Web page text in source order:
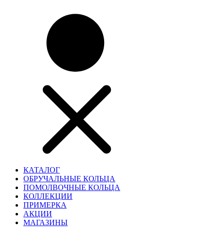
КАТАЛОГ
ОБРУЧАЛЬНЫЕ КОЛЬЦА
ПОМОЛВОЧНЫЕ КОЛЬЦА
КОЛЛЕКЦИИ
ПРИМЕРКА
АКЦИИ
МАГАЗИНЫ